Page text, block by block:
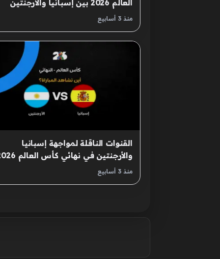
العالم 2026 بين إسبانيا والأرجنتين
وطرق المتابعة الرقميةمنذ 3 أسابيع
القنوات الناقلة لمواجهة إسبانيا
والأرجنتين في نهائي كأس
المرتقبمنذ 3 أسابيع